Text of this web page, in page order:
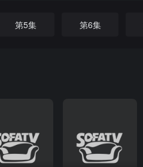
第5集 第6集